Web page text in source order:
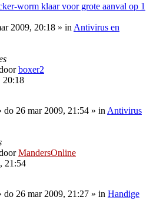
worm klaar voor grote aanval op 1
2009, 20:18 » in Antivirus en
boxer2
20:18
do 26 mar 2009, 21:54 » in Antivirus
MandersOnline
21:54
do 26 mar 2009, 21:27 » in Handige